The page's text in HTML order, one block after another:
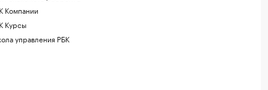
Компании
Курсы
управления РБК